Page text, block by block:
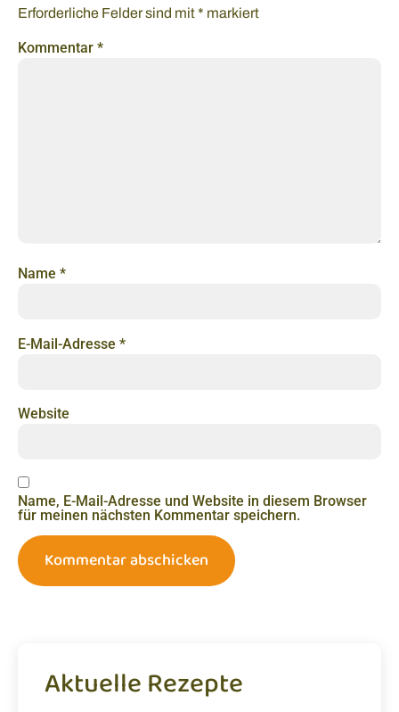
Erforderliche Felder sind mit* markiert
Kommentar *
Name *
E-Mail-Adresse *
Website
Name, E-Mail-Adresse und Website in diesem Browser
für meinen nächsten Kommentar speichern.
Aktuelle Rezepte